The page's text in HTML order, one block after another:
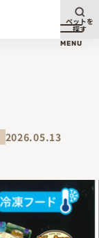
メニ
MENU
ペットを
探す
2026.05.13